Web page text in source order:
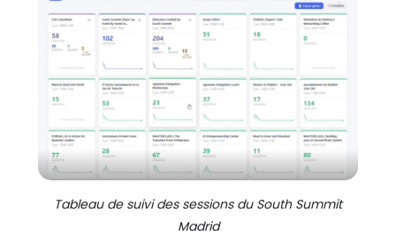
Tableau de suivi des sessions du South Summit
Madrid